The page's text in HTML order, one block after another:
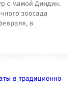
с мамой Диндин.
зоосада
в